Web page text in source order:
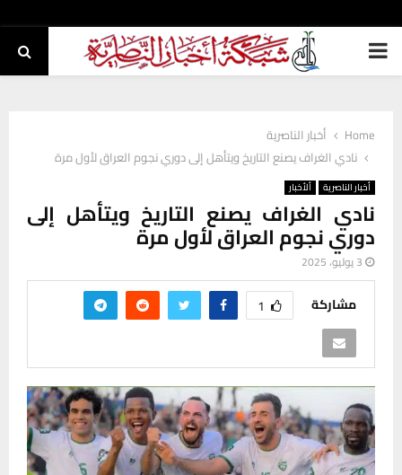
PRIMARY
Home
أخبار الناصرية
نادي الغراف يصنع التاريخ ويتأهل إلى دوري نجوم العراق لأول مرة
أخبار الناصرية ألأخبار
نادي الغراف يصنع التاريخ ويتأهل إلى
دوري نجوم العراق لأول مرة
3 يوليو، 2025
مشاركة 1